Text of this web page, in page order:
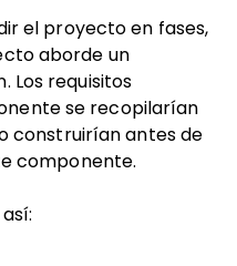
el proyecto en fases,
aborde un
Los requisitos
se recopilarían
construirían antes de
componente.